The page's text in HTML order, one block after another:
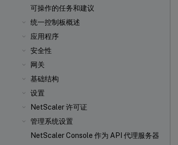
可操作的任务和建议
统一控制板概述
应用程序
安全性
网关
基础结构
设置
NetScaler 许可证
管理系统设置
NetScaler Console 作为 API 代理服务器